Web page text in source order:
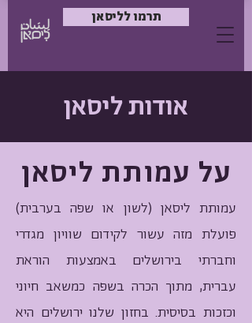
תרמו לליסאן
אודות ליסאן
על עמותת ליסאן
עמותת ליסאן (לשון או שפה בערבית)
פועלת מזה עשור לקידום שוויון מגדרי
וחברתי בירושלים באמצעות הוראת
עברית, מתוך הכרה בשפה כמשאב חיוני
וכזכות בסיסית. בחזון שלנו ירושלים היא